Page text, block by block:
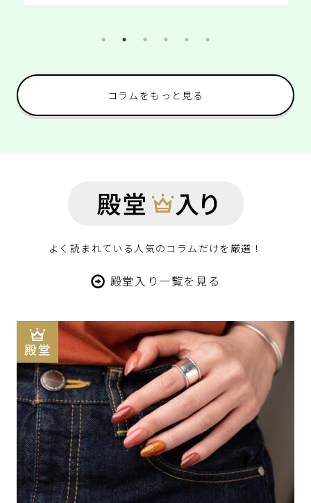
コラムをもっと見る
よく読まれている人気のコラムだけを厳選！
殿堂入り一覧を見る